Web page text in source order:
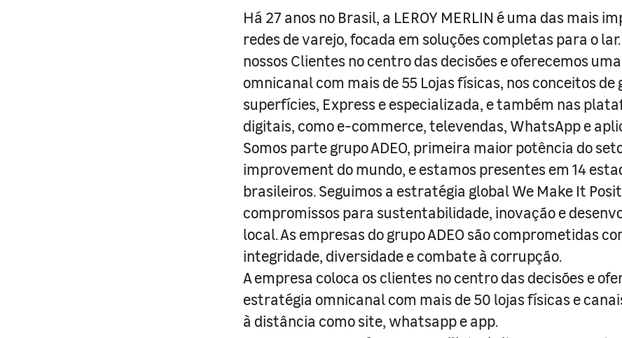
Há 27 anos no Brasil, a LEROY MERLIN é uma das mais
redes de varejo, focada em soluções completas para o
nossos Clientes no centro das decisões e oferecemos
omnicanal com mais de 55 Lojas físicas, nos conceitos de
superfícies, Express e especializada, e também nas
digitais, como e-commerce, televendas, WhatsApp e
Somos parte grupo ADEO, primeira maior potência do
improvement do mundo, e estamos presentes em 14
brasileiros. Seguimos a estratégia global We Make It
compromissos para sustentabilidade, inovação e
local. As empresas do grupo ADEO são comprometidas
integridade, diversidade e combate à corrupção.
A empresa coloca os clientes no centro das decisões e
estratégia omnicanal com mais de 50 lojas físicas e
à distância como site, whatsapp e app.